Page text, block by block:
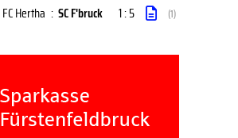
FC Hertha : SC F'bruck 1 : 5 (1)